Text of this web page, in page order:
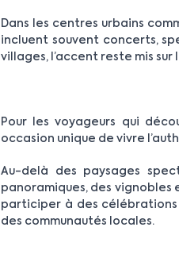
Dans les centres urbains
incluent souvent concerts,
villages, l’accent reste mis
Pour les voyageurs qui
occasion unique de vivre
Au-delà des paysages
panoramiques, des vignobles
participer à des
des communautés locales.